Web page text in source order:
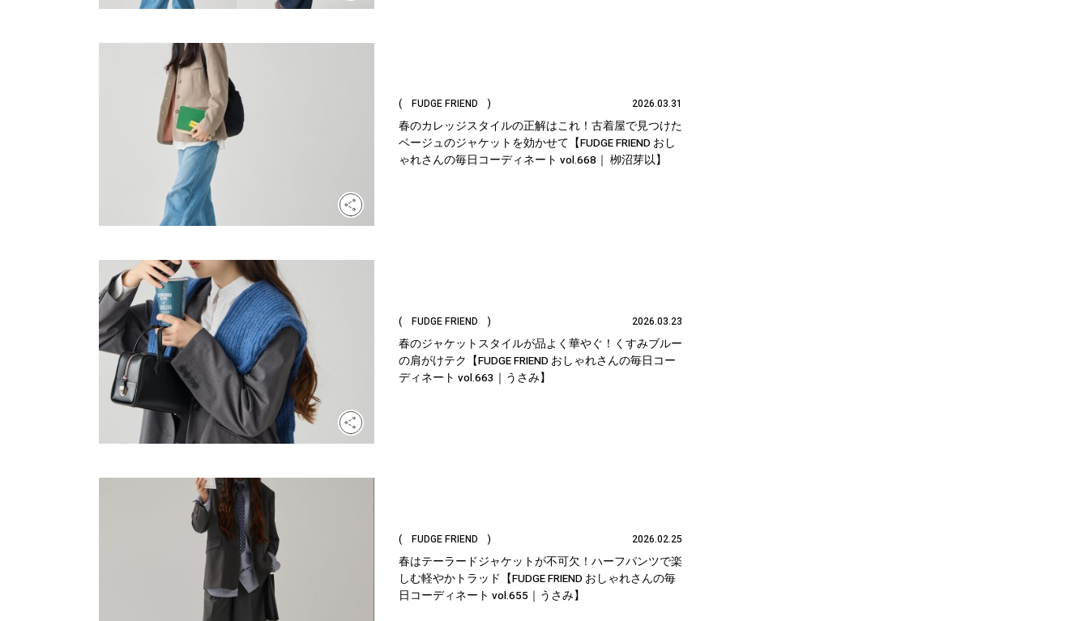
( FUDGE FRIEND ) 2026.03.31
春のカレッジスタイルの正解はこれ！古着屋で見つけた
ベージュのジャケットを効かせて【FUDGE FRIEND おし
ゃれさんの毎日コーディネート vol.668｜ 栁沼芽以】
( FUDGE FRIEND ) 2026.03.23
春のジャケットスタイルが品よく華やぐ！くすみブルー
の肩がけテク【FUDGE FRIEND おしゃれさんの毎日コー
ディネート vol.663｜うさみ】
( FUDGE FRIEND ) 2026.02.25
春はテーラードジャケットが不可欠！ハーフパンツで楽
しむ軽やかトラッド【FUDGE FRIEND おしゃれさんの毎
日コーディネート vol.655｜うさみ】